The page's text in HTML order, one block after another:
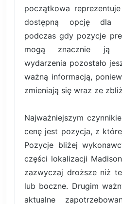
początkowa
dostępną opcję dla
podczas gdy pozycje
mogą znacznie ją
wydarzenia pozostało
ważną informacją,
zmieniają się wraz ze
Najważniejszym
cenę jest pozycja, z
Pozycje bliżej
części lokalizacji
zazwyczaj droższe niż
lub boczne. Drugim
aktualne